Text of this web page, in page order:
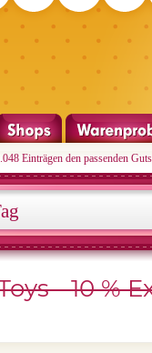
Einträgen den passenden
- 10 %